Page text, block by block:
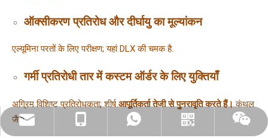
ऑक्सीकरण प्रतिरोध और दीर्घायु का मूल्यांकन
एल्यूमिना परतों के लिए परीक्षण; यहां DLX की चमक है.
गर्मी प्रतिरोधी तार में कस्टम ऑर्डर के लिए युक्तियाँ
अग्रिम विशिष्ट प्रतिरोधकता; शीर्ष आपूर्तिकर्ता तेजी से पुनरावृति करते हैं। कंथल
जैसे
dlx-group@dlx-alloy.com
+ 13218680935
+ 13218680935
Whatsapp
WeChat